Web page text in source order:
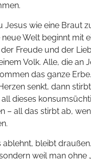
Jesus wie eine Braut
Welt beginnt mit
Freude und der
Volk. Alle, die an
das ganze
senkt, dann
dieses
– all das stirbt ab,
ablehnt, bleibt
weil man ohne